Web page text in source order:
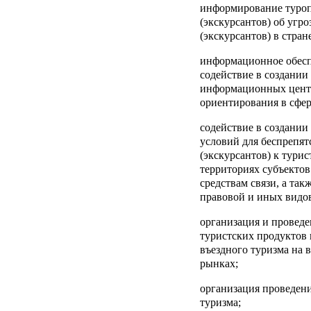
информирование
(экскурсантов) об
(экскурсантов) в
информационное
содействие в
информационных
ориентирования в
содействие в
условий для
(экскурсантов) к
территориях
средствам связи, а
правовой и иных
организация и
туристских
въездного туризма на
рынках;
организация
туризма;